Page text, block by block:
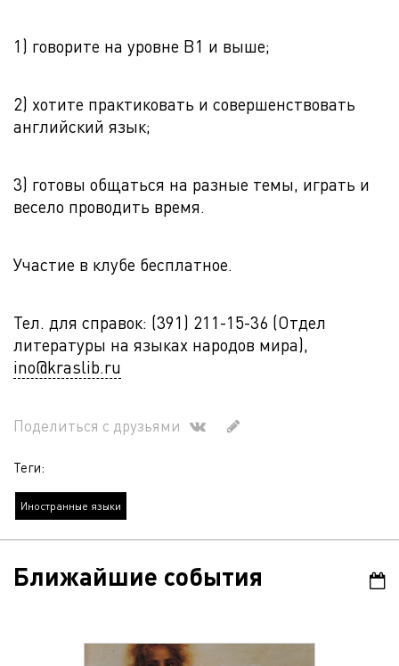
1) говорите на уровне B1 и выше;
2) хотите практиковать и совершенствовать
английский язык;
3) готовы общаться на разные темы, играть и
весело проводить время.
Участие в клубе бесплатное.
Тел. для справок: (391) 211-15-36 (Отдел
литературы на языках народов мира),
ino@kraslib.ru
Поделиться с друзьями
Теги:
Иностранные языки
Ближайшие события